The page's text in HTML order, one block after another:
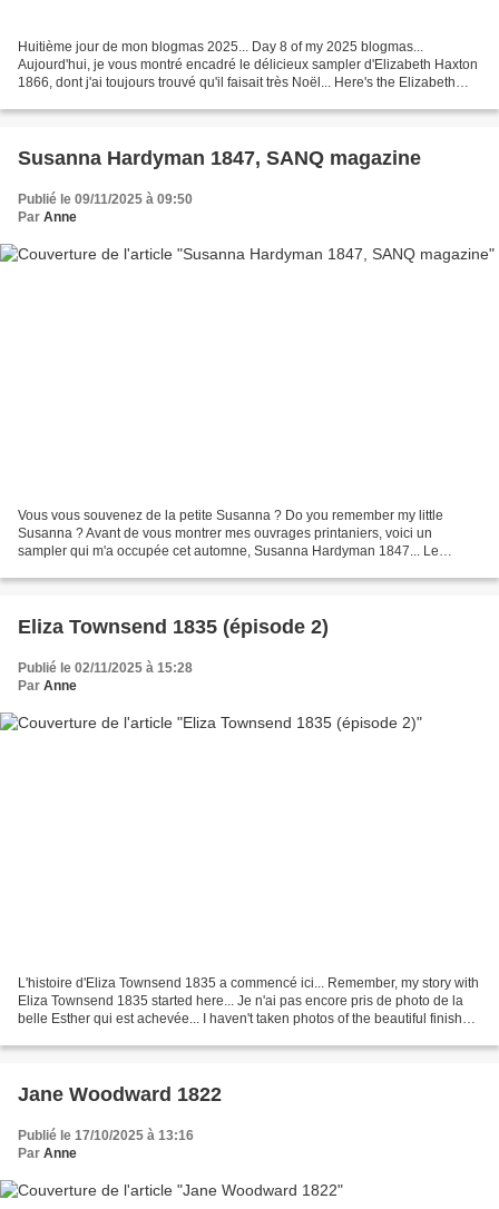
Huitième jour de mon blogmas 2025... Day 8 of my 2025 blogmas...
Aujourd'hui, je vous montré encadré le délicieux sampler d'Elizabeth Haxton
1866, dont j'ai toujours trouvé qu'il faisait très Noël... Here's the Elizabeth
Susanna Hardyman 1847, SANQ magazine
Publié le 09/11/2025 à 09:50
Par Anne
Vous vous souvenez de la petite Susanna ? Do you remember my little
Susanna ? Avant de vous montrer mes ouvrages printaniers, voici un
sampler qui m'a occupée cet automne, Susanna Hardyman 1847... Le
Eliza Townsend 1835 (épisode 2)
Publié le 02/11/2025 à 15:28
Par Anne
L'histoire d'Eliza Townsend 1835 a commencé ici... Remember, my story with
Eliza Townsend 1835 started here... Je n'ai pas encore pris de photo de la
belle Esther qui est achevée... I haven't taken photos of the beautiful finished
Jane Woodward 1822
Publié le 17/10/2025 à 13:16
Par Anne